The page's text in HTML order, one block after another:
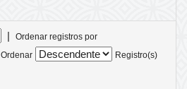
|
Ordenar registros por
Ordenar
Registro(s)